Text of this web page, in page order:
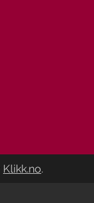
Klikk.no.